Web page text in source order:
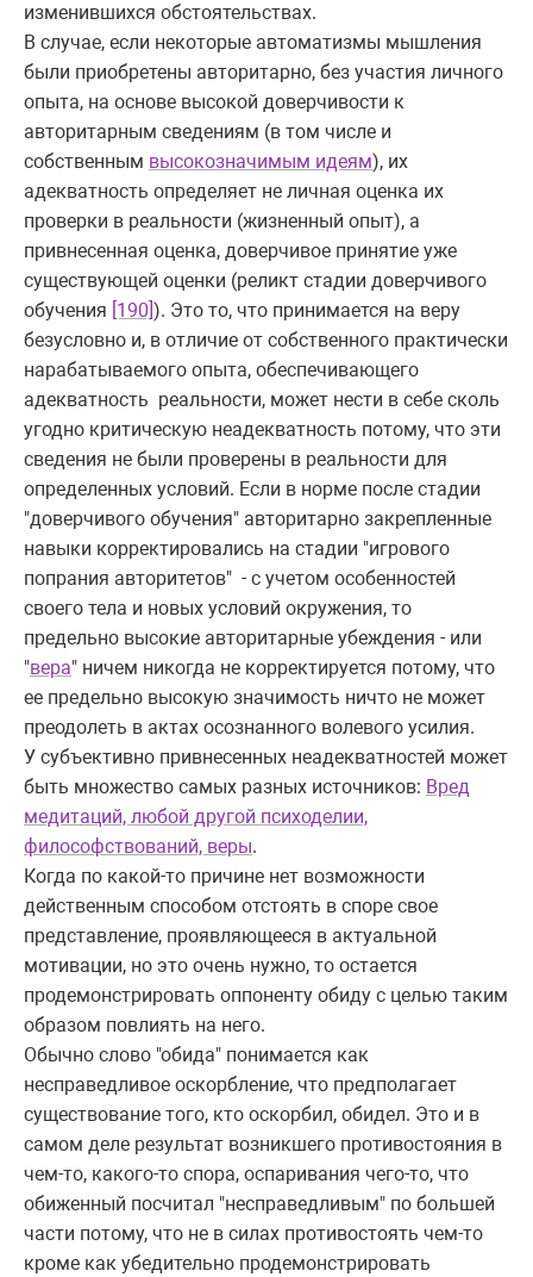
изменившихся обстоятельствах.
В случае, если некоторые автоматизмы мышления
были приобретены авторитарно, без участия личного
опыта, на основе высокой доверчивости к
авторитарным сведениям (в том числе и
собственным высокозначимым идеям), их
адекватность определяет не личная оценка их
проверки в реальности (жизненный опыт), а
привнесенная оценка, доверчивое принятие уже
существующей оценки (реликт стадии доверчивого
обучения [190] ). Это то, что принимается на веру
безусловно и, в отличие от собственного практически
нарабатываемого опыта, обеспечивающего
адекватность реальности, может нести в себе сколь
угодно критическую неадекватность потому, что эти
сведения не были проверены в реальности для
определенных условий. Если в норме после стадии
"доверчивого обучения" авторитарно закрепленные
навыки корректировались на стадии "игрового
попрания авторитетов" - с учетом особенностей
своего тела и новых условий окружения, то
предельно высокие авторитарные убеждения - или
"вера" ничем никогда не корректируется потому, что
ее предельно высокую значимость ничто не может
преодолеть в актах осознанного волевого усилия.
У субъективно привнесенных неадекватностей может
быть множество самых разных источников: Вред
медитаций, любой другой психоделии,
философствований, веры.
Когда по какой-то причине нет возможности
действенным способом отстоять в споре свое
представление, проявляющееся в актуальной
мотивации, но это очень нужно, то остается
продемонстрировать оппоненту обиду с целью таким
образом повлиять на него.
Обычно слово "обида" понимается как
несправедливое оскорбление, что предполагает
существование того, кто оскорбил, обидел. Это и в
самом деле результат возникшего противостояния в
чем-то, какого-то спора, оспаривания чего-то, что
обиженный посчитал "несправедливым" по большей
части потому, что не в силах противостоять чем-то
кроме как убедительно продемонстрировать